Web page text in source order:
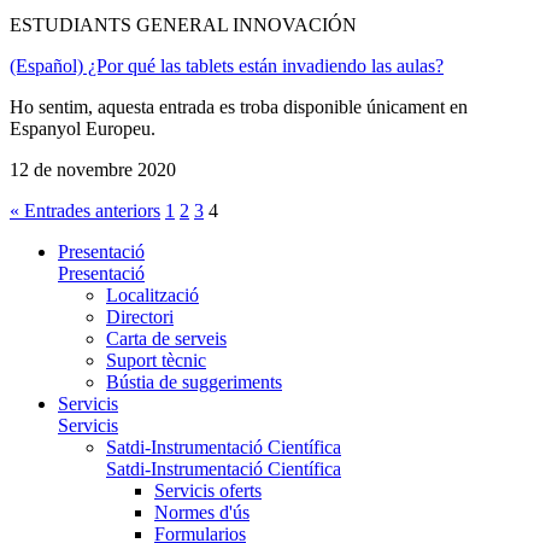
ESTUDIANTS GENERAL INNOVACIÓN
(Español) ¿Por qué las tablets están invadiendo las aulas?
Ho sentim, aquesta entrada es troba disponible únicament en
Espanyol Europeu.
12 de novembre 2020
« Entrades anteriors 1 2 3 4
Presentació
Presentació
Localització
Directori
Carta de serveis
Suport tècnic
Bústia de suggeriments
Servicis
Servicis
Satdi-Instrumentació Científica
Satdi-Instrumentació Científica
Servicis oferts
Normes d'ús
Formularios